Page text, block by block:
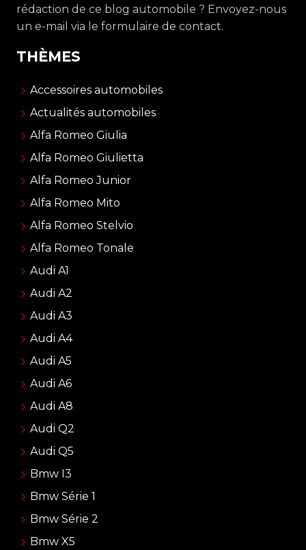
rédaction de ce blog automobile ? Envoyez-nous
un e-mail via le formulaire de contact.
THÈMES
Accessoires automobiles
Actualités automobiles
Alfa Romeo Giulia
Alfa Romeo Giulietta
Alfa Romeo Junior
Alfa Romeo Mito
Alfa Romeo Stelvio
Alfa Romeo Tonale
Audi A1
Audi A2
Audi A3
Audi A4
Audi A5
Audi A6
Audi A8
Audi Q2
Audi Q5
Bmw I3
Bmw Série 1
Bmw Série 2
Bmw X5